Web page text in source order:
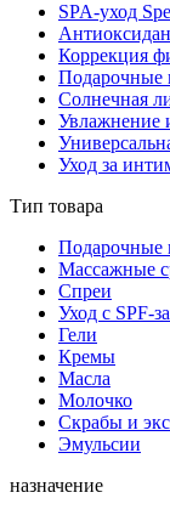
SPA-уход
Коррекция
Подарочные
Солнечная
Увлажнение
Уход за
Тип товара
Подарочные
Массажные
Спреи
Уход с SPF-
Гели
Кремы
Масла
Молочко
Скрабы и
Эмульсии
назначение